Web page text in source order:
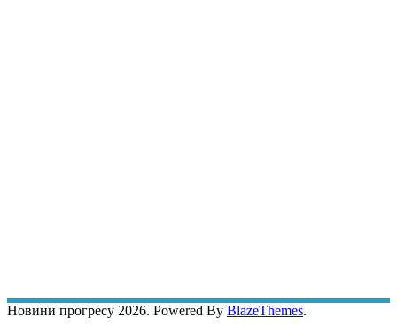
Новини прогресу 2026. Powered By BlazeThemes.